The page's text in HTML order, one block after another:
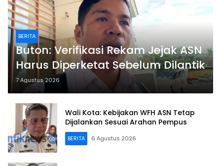
BERITA
Buton: Verifikasi Rekam Jejak ASN
Harus Diperketat Sebelum Dilantik
7 Agustus 2026
Wali Kota: Kebijakan WFH ASN Tetap
Dijalankan Sesuai Arahan Pempus
BERITA 6 Agustus 2026